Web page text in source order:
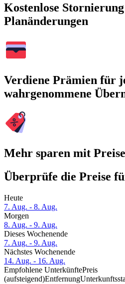
Kostenlose
Planänderungen
Verdiene Prämien für
wahrgenommene
Mehr sparen mit
Überprüfe die Preise
Heute
7. Aug. - 8. Aug.
Morgen
8. Aug. - 9. Aug.
Dieses Wochenende
7. Aug. - 9. Aug.
Nächstes Wochenende
14. Aug. - 16. Aug.
Empfohlene UnterkünftePreis
(aufsteigend)Entfernung